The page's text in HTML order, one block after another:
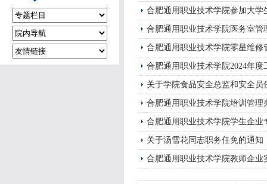
合肥通用职业技术学院参加大
合肥通用职业技术学院医务室管
合肥通用职业技术学院零星维修
合肥通用职业技术学院2024年度
关于学院食品安全总监和安全员
合肥通用职业技术学院培训管理
合肥通用职业技术学院学生企业
关于汤雪花同志职务任免的通知
合肥通用职业技术学院教师企业